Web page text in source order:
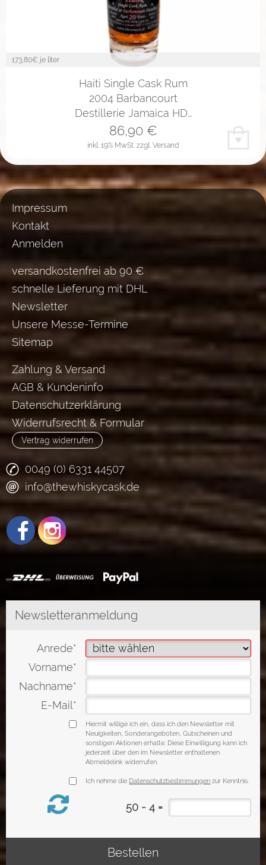
173,80€ je liter
Haiti Single Cask Rum
2004 Barbancourt
Destillerie Jamaica HD…
inkl. 19% MwSt. zzgl. Versand
86,90€
Impressum
Kontakt
Anmelden
versandkostenfrei ab 90 €
schnelle Lieferung mit DHL
Newsletter
Unsere Messe-Termine
Sitemap
Zahlung & Versand
AGB & Kundeninfo
Datenschutzerklärung
Widerrufsrecht & Formular
Vertrag widerrufen
0049 (0) 6331 44507
info@thewhiskycask.de